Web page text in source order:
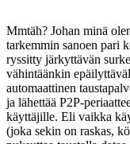
Mmtäh? Johan minä
tarkemmin sanoen pari
ryssitty järkyttävän
vähintäänkin
automaattinen
ja lähettää P2P-
käyttäjille. Eli vaikka
(joka sekin on raskas,